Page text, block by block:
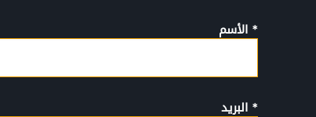
* الأسم
* البريد